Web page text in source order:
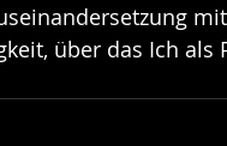
über das Ich als